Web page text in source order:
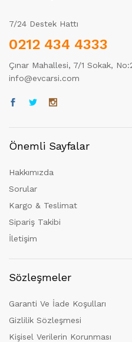
7/24 Destek Hattı
0212 434 4333
Çınar Mahallesi, 7/1 Sokak,
info@evcarsi.com
Önemli Sayfalar
Hakkımızda
Sorular
Kargo & Teslimat
Sipariş Takibi
İletişim
Sözleşmeler
Garanti Ve İade Koşulları
Gizlilik Sözleşmesi
Kişisel Verilerin Korunması